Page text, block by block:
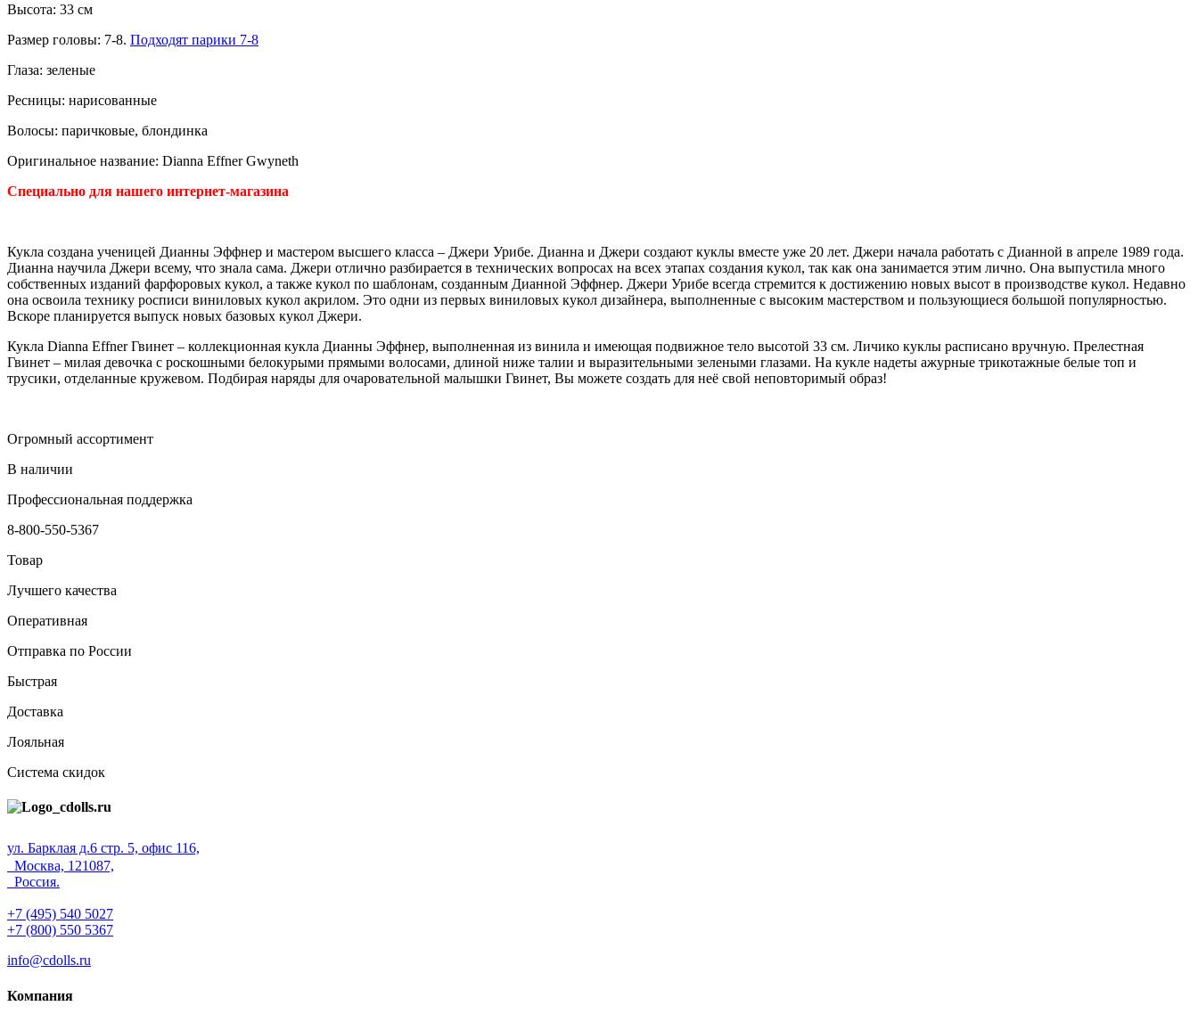
Высота: 33 см
Размер головы: 7-8. Подходят парики 7-8
Глаза: зеленые
Ресницы: нарисованные
Волосы: паричковые, блондинка
Оригинальное название: Dianna Effner Gwyneth
Специально для нашего интернет-магазина
Кукла создана ученицей Дианны Эффнер и мастером высшего класса – Джери Урибе. Дианна и Джери создают куклы вместе уже 20 лет. Джери начала работать с Дианной в апреле 1989 года.
Дианна научила Джери всему, что знала сама. Джери отлично разбирается в технических вопросах на всех этапах создания кукол, так как она занимается этим лично. Она выпустила много
собственных изданий фарфоровых кукол, а также кукол по шаблонам, созданным Дианной Эффнер. Джери Урибе всегда стремится к достижению новых высот в производстве кукол. Недавно
она освоила технику росписи виниловых кукол акрилом. Это одни из первых виниловых кукол дизайнера, выполненные с высоким мастерством и пользующиеся большой популярностью.
Вскоре планируется выпуск новых базовых кукол Джери.
Кукла Dianna Effner Гвинет – коллекционная кукла Дианны Эффнер, выполненная из винила и имеющая подвижное тело высотой 33 см. Личико куклы расписано вручную. Прелестная
Гвинет – милая девочка с роскошными белокурыми прямыми волосами, длиной ниже талии и выразительными зелеными глазами. На кукле надеты ажурные трикотажные белые топ и
трусики, отделанные кружевом. Подбирая наряды для очаровательной малышки Гвинет, Вы можете создать для неё свой неповторимый образ!
Огромный ассортимент
В наличии
Профессиональная поддержка
8-800-550-5367
Товар
Лучшего качества
Оперативная
Отправка по России
Быстрая
Доставка
Лояльная
Система скидок
ул. Барклая д.6 стр. 5, офис 116,
Москва, 121087,
Россия.
+7 (495) 540 5027
+7 (800) 550 5367
info@cdolls.ru
Компания